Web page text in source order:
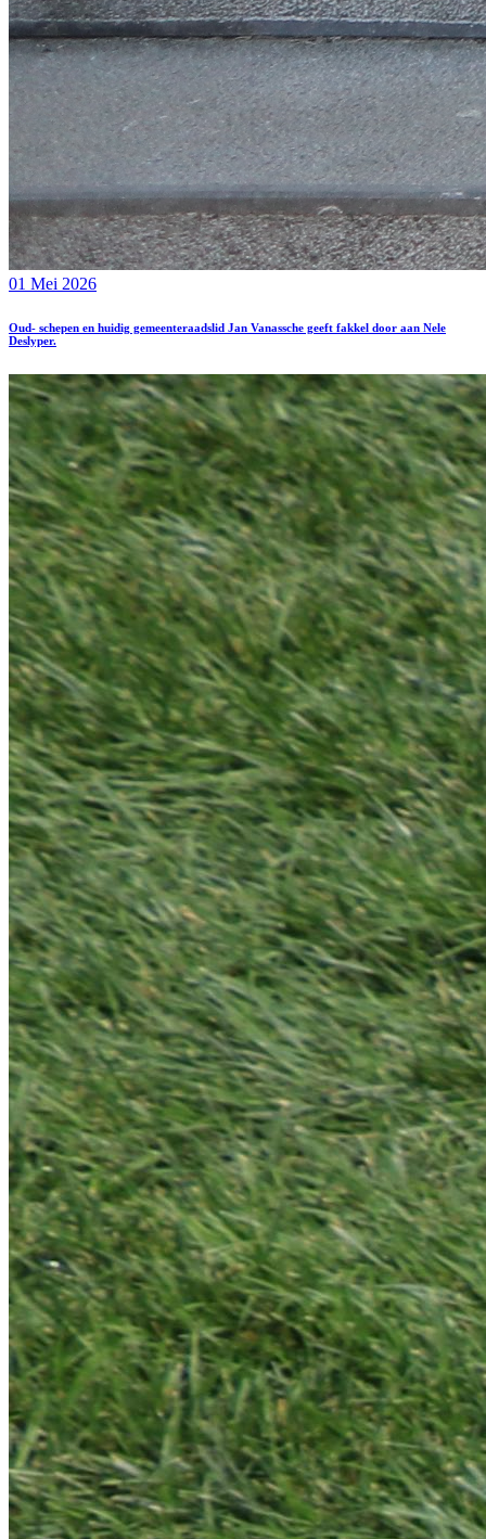
01 Mei 2026
Oud- schepen en huidig gemeenteraadslid Jan Vanassche geeft fakkel door aan Nele
Deslyper.